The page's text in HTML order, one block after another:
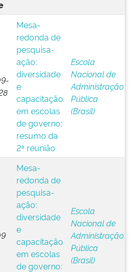
Mesa-
redonda de
pesquisa-
ação:
diversidade
e
capacitação
em escolas
de governo:
resumo da
2ª reunião
Escola
Nacional de
Administração
Pública
(Brasil)
Mesa-
redonda de
pesquisa-
ação:
diversidade
e
capacitação
em escolas
de governo:
Escola
Nacional de
Administração
Pública
(Brasil)